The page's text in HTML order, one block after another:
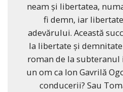
neam și libertatea,
fi demn, iar
adevărului. Această
la libertate și
roman de la subteranul
un om ca Ion Gavrilă
conducerii? Sau